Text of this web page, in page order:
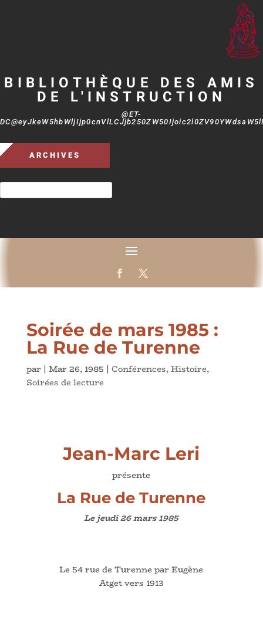
BIBLIOTHÈQUE DES AMIS
DE L'INSTRUCTION
@ET-
ARCHIVES
Soirée de mars 1985 :
La Rue de Turenne
par | Mar 26, 1985 | Conférences,Histoire,
Soirées de lecture
Jean-Marc Leri
présente
La Rue de Turenne
Le jeudi26 mars 1985
Le 54 rue de Turenne par Eugène
Atget vers 1913